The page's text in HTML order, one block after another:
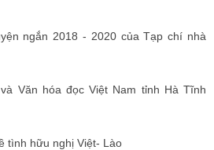
ngắn 2018 - 2020 của Tạp chí nhà
Văn hóa đọc Việt Nam tỉnh Hà Tĩnh
tình hữu nghị Việt- Lào